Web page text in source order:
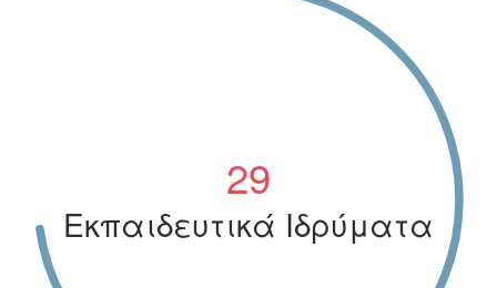
35
Εκπαιδευτικά Ιδρύματα